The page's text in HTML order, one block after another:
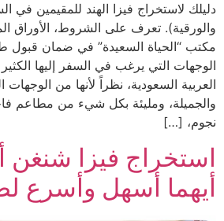
دليلك لاستخراج فيزا الهند للمقيمين في
والورقية). تعرف على الشروط، الأوراق
مكتب “الحياة السعيدة” في ضمان قبول
الوجهات التي يرغب في السفر إليها
العربية السعودية، نظراً لأنها من الوجهات
نجوم، […]
استخراج فيزا شنغن
أيهما أسهل وأسرع